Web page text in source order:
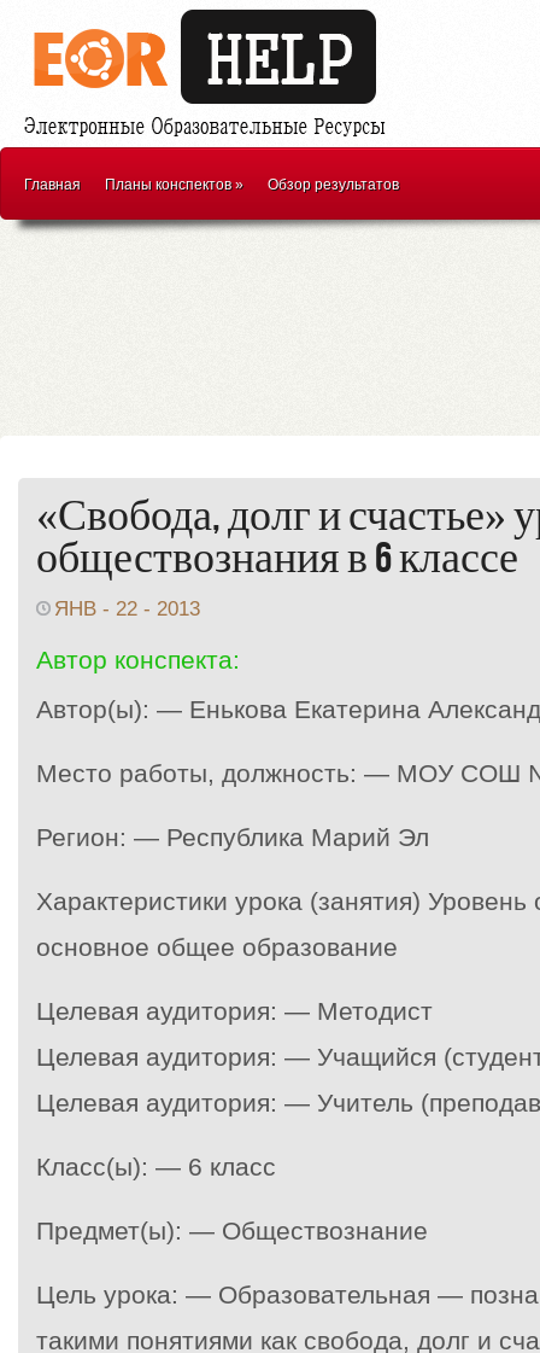
Главная Планы конспектов» Обзор результатов
«Свобода, долг и счастье»
обществознания в 6 классе
ЯНВ - 22 - 2013
Автор конспекта:
Автор(ы): — Енькова Екатерина
Место работы, должность: — МОУ СОШ
Регион: — Республика Марий Эл
Характеристики урока (занятия)
основное общее образование
Целевая аудитория: — Методист
Целевая аудитория: — Учащийся
Целевая аудитория: — Учитель
Класс(ы): — 6 класс
Предмет(ы): — Обществознание
Цель урока: — Образовательная —
такими понятиями как свобода, долг и